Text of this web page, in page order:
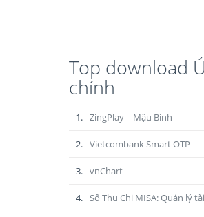
Top download
chính
1. ZingPlay – Mậu Binh
2. Vietcombank Smart OTP
3. vnChart
4. Sổ Thu Chi MISA: Quản lý